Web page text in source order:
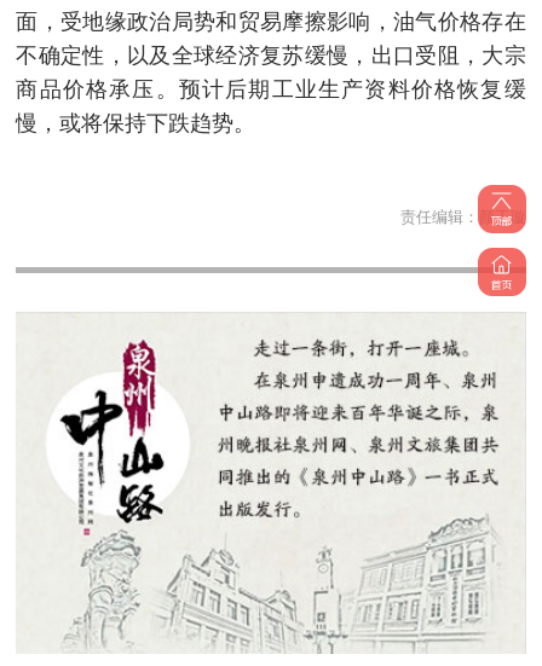
面，受地缘政治局势和贸易摩擦影响，油气价格存在
不确定性，以及全球经济复苏缓慢，出口受阻，大宗
商品价格承压。预计后期工业生产资料价格恢复缓
慢，或将保持下跌趋势。
责任编辑：颜玉璇